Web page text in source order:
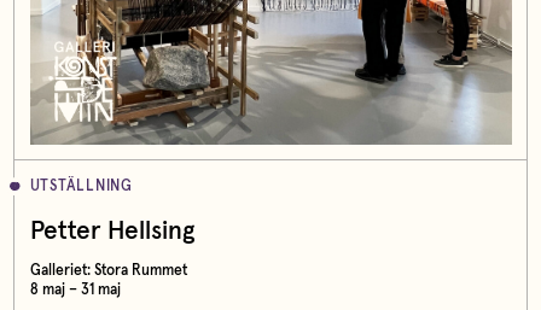
UTSTÄLLNING
Petter Hellsing
Galleriet: Stora Rummet
8 maj – 31 maj